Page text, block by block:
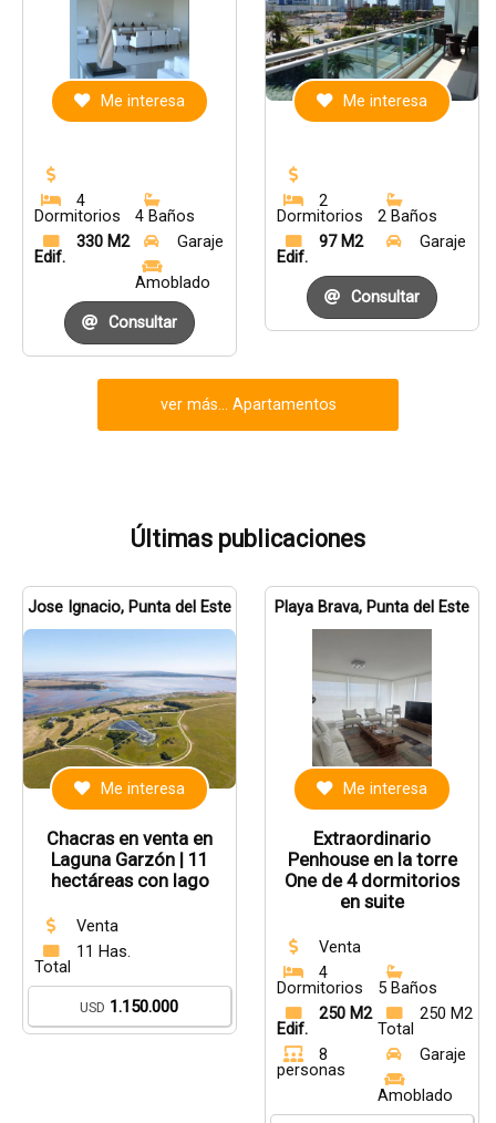
Me interesa
4
Dormitorios
4 Baños
330 M2
Edif.
Garaje
Amoblado
Consultar
Me interesa
2
Dormitorios
2 Baños
97 M2
Edif.
Garaje
Consultar
ver más... Apartamentos
Últimas publicaciones
Jose Ignacio, Punta del Este
Me interesa
Chacras en venta en
Laguna Garzón | 11
hectáreas con lago
Venta
11 Has.
Total
USD 1.150.000
Playa Brava, Punta del Este
Me interesa
Extraordinario
Penhouse en la torre
One de 4 dormitorios
en suite
Venta
4
Dormitorios
5 Baños
250 M2
Edif.
250 M2
Total
8
personas
Garaje
Amoblado